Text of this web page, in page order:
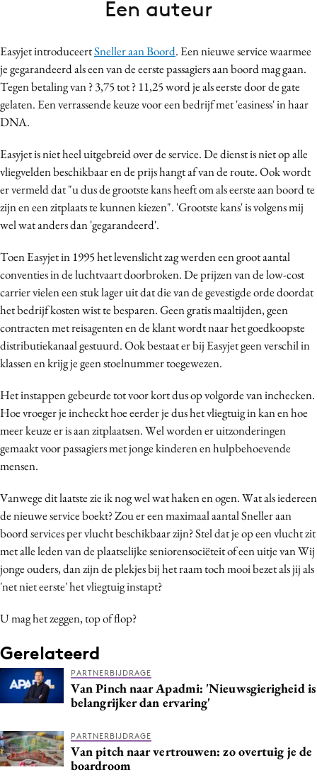
Carriere
Contentmarketing
Craft
Customer Experience
Design
Digital transformation
Diversiteit
Effectiviteit
Influencer marketing
Interne communicatie
Martech
Media
Merkstrategie
Programmatic
Purpose Marketing
Reputatie & crisis
Easyjet introduceertSneller aan Boord. Een nieuwe service waarmee
je gegarandeerd als een van de eerste passagiers aan boord mag gaan.
Tegen betaling van ? 3,75 tot ? 11,25 word je als eerste door de gate
gelaten. Een verrassende keuze voor een bedrijf met 'easiness' in haar
DNA.
Easyjet is niet heel uitgebreid over de service. De dienst is niet op alle
vliegvelden beschikbaar en de prijs hangt af van de route. Ook wordt
er vermeld dat "u dus de grootste kans heeft om als eerste aan boord te
zijn en een zitplaats te kunnen kiezen". 'Grootste kans' is volgens mij
wel wat anders dan 'gegarandeerd'.
Toen Easyjet in 1995 het levenslicht zag werden een groot aantal
conventies in de luchtvaart doorbroken. De prijzen van de low-cost
carrier vielen een stuk lager uit dat die van de gevestigde orde doordat
het bedrijf kosten wist te besparen. Geen gratis maaltijden, geen
contracten met reisagenten en de klant wordt naar het goedkoopste
distributiekanaal gestuurd. Ook bestaat er bij Easyjet geen verschil in
klassen en krijg je geen stoelnummer toegewezen.
Het instappen gebeurde tot voor kort dus op volgorde van inchecken.
Hoe vroeger je incheckt hoe eerder je dus het vliegtuig in kan en hoe
meer keuze er is aan zitplaatsen. Wel worden er uitzonderingen
gemaakt voor passagiers met jonge kinderen en hulpbehoevende
mensen.
Vanwege dit laatste zie ik nog wel wat haken en ogen. Wat als iedereen
de nieuwe service boekt? Zou er een maximaal aantal Sneller aan
boord services per vlucht beschikbaar zijn? Stel dat je op een vlucht zit
met alle leden van de plaatselijke seniorensociëteit of een uitje van Wij
jonge ouders, dan zijn de plekjes bij het raam toch mooi bezet als jij als
'net niet eerste' het vliegtuig instapt?
U mag het zeggen, top of flop?
Gerelateerd
PARTNERBIJDRAGE
Van Pinch naar Apadmi: 'Nieuwsgierigheid is
belangrijker dan ervaring'
PARTNERBIJDRAGE
Van pitch naar vertrouwen: zo overtuig je de
boardroom
Een auteur